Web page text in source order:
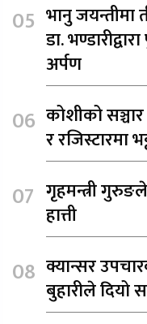
भानु जयन्तीमा
डा.
अर्पण
कोशीको सञ्चार
र रजिस्टारमा
गृहमन्त्री गुरुङले
हात्ती
क्यान्सर
बुहारीले दियो